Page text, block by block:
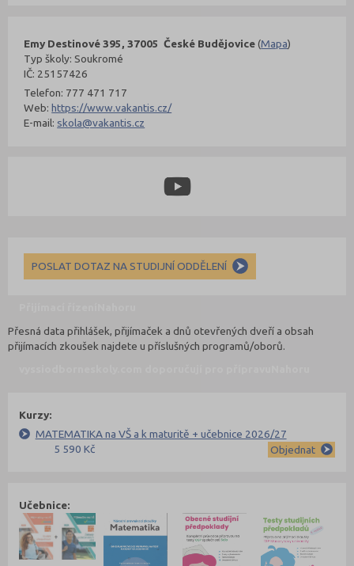
Emy Destinové 395, 37005 České Budějovice(Mapa)
Typ školy: Soukromé
IČ: 25157426
Telefon: 777 471 717
Web:https://www.vakantis.cz/
E-mail: skola@vakantis.cz
POSLAT DOTAZ NA STUDIJNÍ ODDĚLENÍ
Přesná data přihlášek, přijímaček a dnů otevřených dveří a obsah
přijímacích zkoušek najdete u příslušných programů/oborů.
Kurzy:
MATEMATIKA na VŠ a k maturitě + učebnice 2026/27
5 590 Kč
Objednat
Učebnice: